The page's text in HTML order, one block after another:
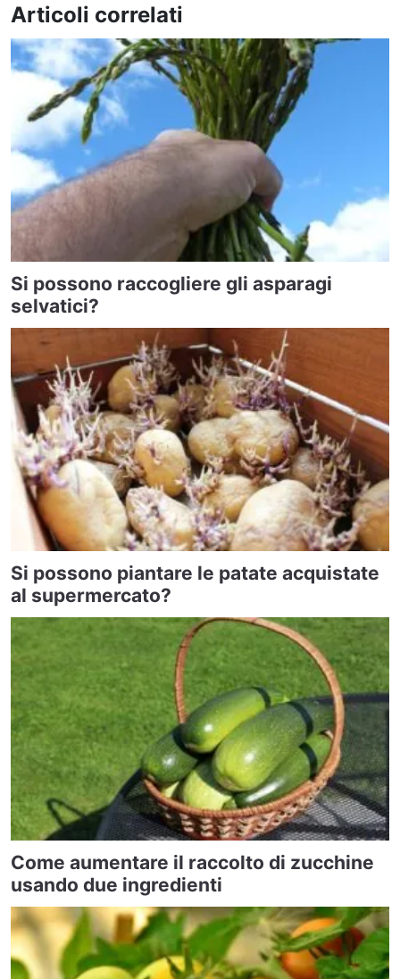
Articoli correlati
Si possono raccogliere gli asparagi
selvatici?
Si possono piantare le patate acquistate
al supermercato?
Come aumentare il raccolto di zucchine
usando due ingredienti